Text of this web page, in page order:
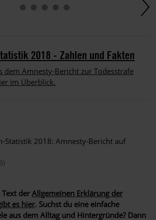
2018 - Zahlen und Fakten
dem Amnesty-Bericht zur Todesstrafe
im Überblick.
Statistik 2018: Amnesty-Bericht auf
derAllgemeinen Erklärung der
es hier. Suchst du eine einfache
aus dem Alltag und Hintergründe? Dann